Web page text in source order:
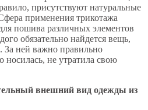
присутствуют натуральные
применения трикотажа
пошива различных элементов
обязательно найдется вещь,
За ней важно правильно
носилась, не утратила свою
внешний вид одежды из